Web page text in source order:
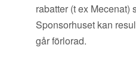
rabatter (t ex Mecenat)
Sponsorhuset kan
går förlorad.